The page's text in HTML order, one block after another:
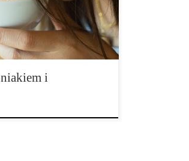
zmielonego ziela
gałki muszkatołowej, […]
i